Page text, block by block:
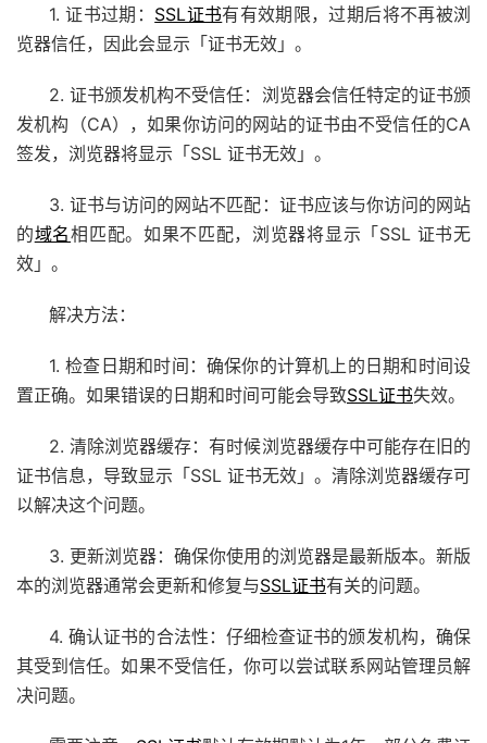
1. 证书过期： SSL证书有有效期限，过期后将不再被浏
览器信任，因此会显示「证书无效」。
2. 证书颁发机构不受信任：浏览器会信任特定的证书颁
发机构（CA），如果你访问的网站的证书由不受信任的CA
签发，浏览器将显示「SSL 证书无效」。
3. 证书与访问的网站不匹配：证书应该与你访问的网站
的域名相匹配。如果不匹配，浏览器将显示「SSL 证书无
效」。
解决方法：
1. 检查日期和时间：确保你的计算机上的日期和时间设
置正确。如果错误的日期和时间可能会导致SSL证书失效。
2. 清除浏览器缓存：有时候浏览器缓存中可能存在旧的
证书信息，导致显示「SSL 证书无效」。清除浏览器缓存可
以解决这个问题。
3. 更新浏览器：确保你使用的浏览器是最新版本。新版
本的浏览器通常会更新和修复与SSL证书有关的问题。
4. 确认证书的合法性：仔细检查证书的颁发机构，确保
其受到信任。如果不受信任，你可以尝试联系网站管理员解
决问题。